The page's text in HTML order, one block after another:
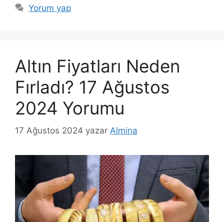
Yorum yap
Altın Fiyatları Neden
Fırladı? 17 Ağustos
2024 Yorumu
17 Ağustos 2024 yazar Almina